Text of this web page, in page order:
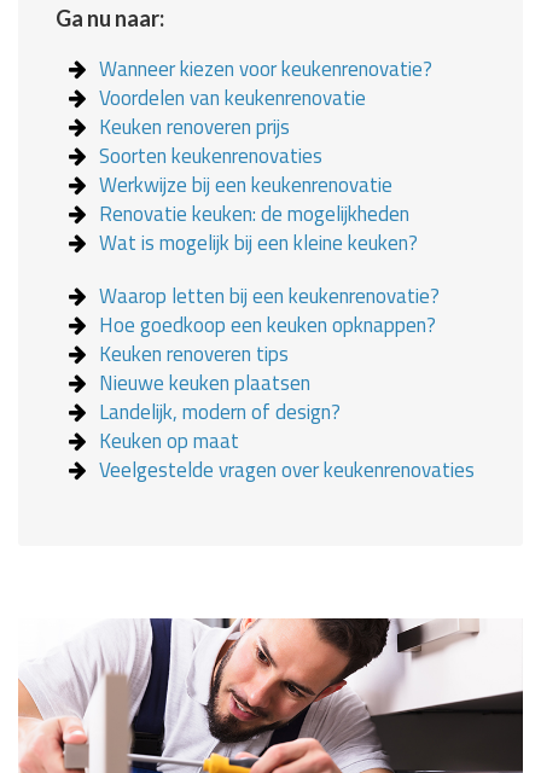
Ga nu naar:
Wanneer kiezen voor keukenrenovatie?
Voordelen van keukenrenovatie
Keuken renoveren prijs
Soorten keukenrenovaties
Werkwijze bij een keukenrenovatie
Renovatie keuken: de mogelijkheden
Wat is mogelijk bij een kleine keuken?
Waarop letten bij een keukenrenovatie?
Hoe goedkoop een keuken opknappen?
Keuken renoveren tips
Nieuwe keuken plaatsen
Landelijk, modern of design?
Keuken op maat
Veelgestelde vragen over keukenrenovaties